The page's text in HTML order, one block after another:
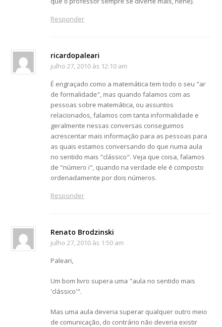
Responder
ricardopaleari
julho 27, 2010 às 12:10 am
É engraçado como a matemática tem todo o seu "ar
de formalidade", mas quando falamos com as
pessoas sobre matemática, ou assuntos
relacionados, falamos com tanta informalidade e
geralmente nessas conversas conseguimos
acrescentar mais informação para as pessoas para
as quais estamos conversando do que numa aula
no sentido mais "clássico". Veja que coisa, falamos
de "número i", quando na verdade ele é composto
ordenadamente por dois números.
Responder
Renato Brodzinski
julho 27, 2010 às 1:50 am
Paleari,
Um bom livro supera uma "aula no sentido mais
'clássico'".
Mas uma aula deveria superar qualquer outro meio
de comunicação, do contrário não deveria existir